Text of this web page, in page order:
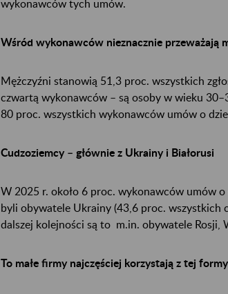
wykonawców tych umów.
Wśród wykonawców nieznacznie przeważają
Mężczyźni stanowią 51,3 proc. wszystkich
czwartą wykonawców – są osoby w wieku
80 proc. wszystkich wykonawców umów o
Cudzoziemcy – głównie z Ukrainy i Białorusi
W 2025 r. około 6 proc. wykonawców umów
byli obywatele Ukrainy (43,6 proc. wszystkich
dalszej kolejności są to m.in. obywatele Rosji,
To małe firmy najczęściej korzystają z tej